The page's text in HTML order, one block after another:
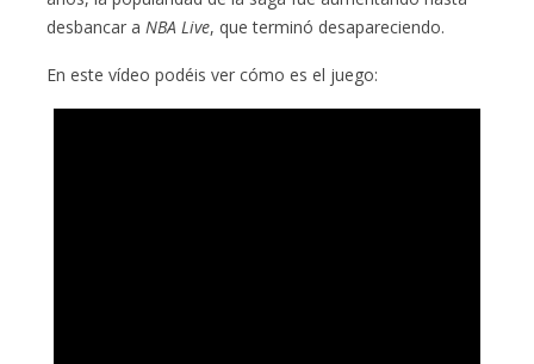
desbancar a NBA Live, que terminó desapareciendo.
En este vídeo podéis ver cómo es el juego: